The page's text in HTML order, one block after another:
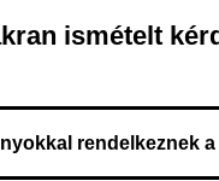
ismételt
rendelkeznek